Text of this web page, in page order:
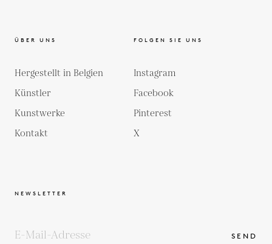
ÜBER UNS
Hergestellt in Belgien
Künstler
Kunstwerke
Kontakt
FOLGEN SIE UNS
Instagram
Facebook
Pinterest
X
NEWSLETTER
SEND